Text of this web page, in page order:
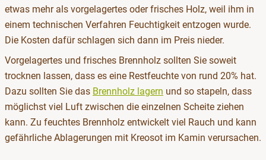
etwas mehr als vorgelagertes oder frisches Holz, weil ihm in
einem technischen Verfahren Feuchtigkeit entzogen wurde.
Die Kosten dafür schlagen sich dann im Preis nieder.
Vorgelagertes und frisches Brennholz sollten Sie soweit
trocknen lassen, dass es eine Restfeuchte von rund 20% hat.
Dazu sollten Sie das Brennholz lagern und so stapeln, dass
möglichst viel Luft zwischen die einzelnen Scheite ziehen
kann. Zu feuchtes Brennholz entwickelt viel Rauch und kann
gefährliche Ablagerungen mit Kreosot im Kamin verursachen.